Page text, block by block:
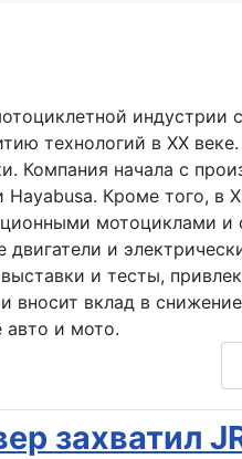
индустрии
технологий в XX
Компания начала с
Кроме того, в
мотоциклами и
и
и тесты,
вносит вклад в
авто и мото.
захватил